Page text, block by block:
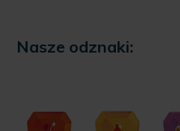
Nasze odznaki: